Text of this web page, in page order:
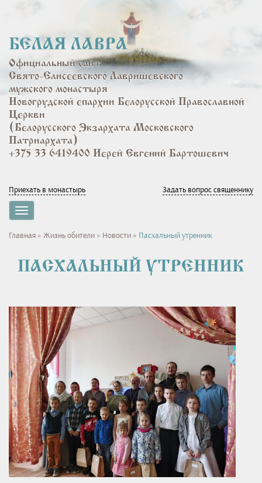
основному
содержанию
БЕЛАЯ ЛАВРА
Официальный сайт
Свято-Елисеевского Лавришевского
мужского монастыря
Новогрудской епархии Белорусской Православной
Церкви
(Белорусского Экзархата Московского
Патриархата)
+375 33 6419400 Иерей Евгений Бартошевич
Приехать в монастырь Задать вопрос священнику
Toggle
navigation
Вы
здесь
Главная » Жизнь обители » Новости » Пасхальный утренник
ПАСХАЛЬНЫЙ УТРЕННИК